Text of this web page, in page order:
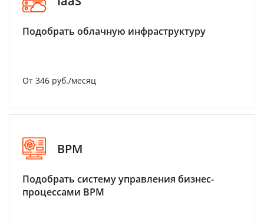
Подобрать облачную инфраструктуру
От 346 руб./месяц
BPM
Подобрать систему управления бизнес-
процессами BPM